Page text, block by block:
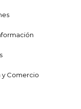
y Comercio